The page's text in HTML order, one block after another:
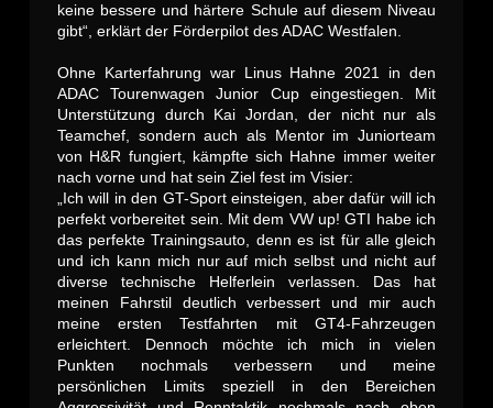
keine bessere und härtere Schule auf diesem Niveau
gibt“, erklärt der Förderpilot des ADAC Westfalen.
Ohne Karterfahrung war Linus Hahne 2021 in den
ADAC Tourenwagen Junior Cup eingestiegen. Mit
Unterstützung durch Kai Jordan, der nicht nur als
Teamchef, sondern auch als Mentor im Juniorteam
von H&R fungiert, kämpfte sich Hahne immer weiter
nach vorne und hat sein Ziel fest im Visier:
„Ich will in den GT-Sport einsteigen, aber dafür will ich
perfekt vorbereitet sein. Mit dem VW up! GTI habe ich
das perfekte Trainingsauto, denn es ist für alle gleich
und ich kann mich nur auf mich selbst und nicht auf
diverse technische Helferlein verlassen. Das hat
meinen Fahrstil deutlich verbessert und mir auch
meine ersten Testfahrten mit GT4-Fahrzeugen
erleichtert. Dennoch möchte ich mich in vielen
Punkten nochmals verbessern und meine
persönlichen Limits speziell in den Bereichen